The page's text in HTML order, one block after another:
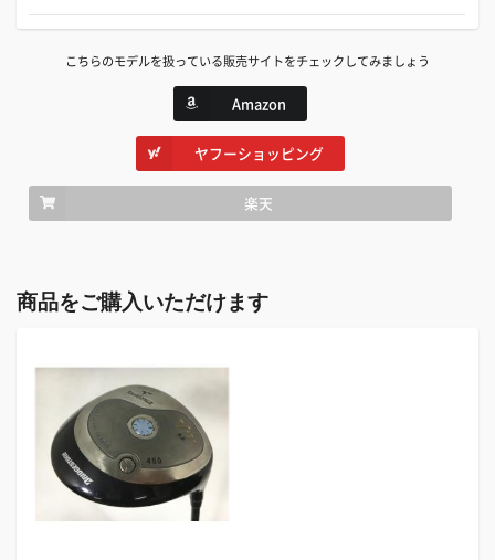
こちらのモデルを扱っている販売サイトをチェックしてみましょう
Amazon
ヤフーショッピング
楽天
商品をご購入いただけます